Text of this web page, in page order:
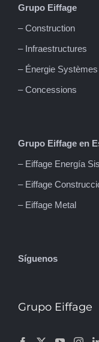
Grupo Eiffage
– Construction
– Infraestructures
– Énergie Systèmes
– Concessions
Grupo Eiffage en
– Eiffage Energía
– Eiffage
– Eiffage Metal
Síguenos
Grupo Eiffage